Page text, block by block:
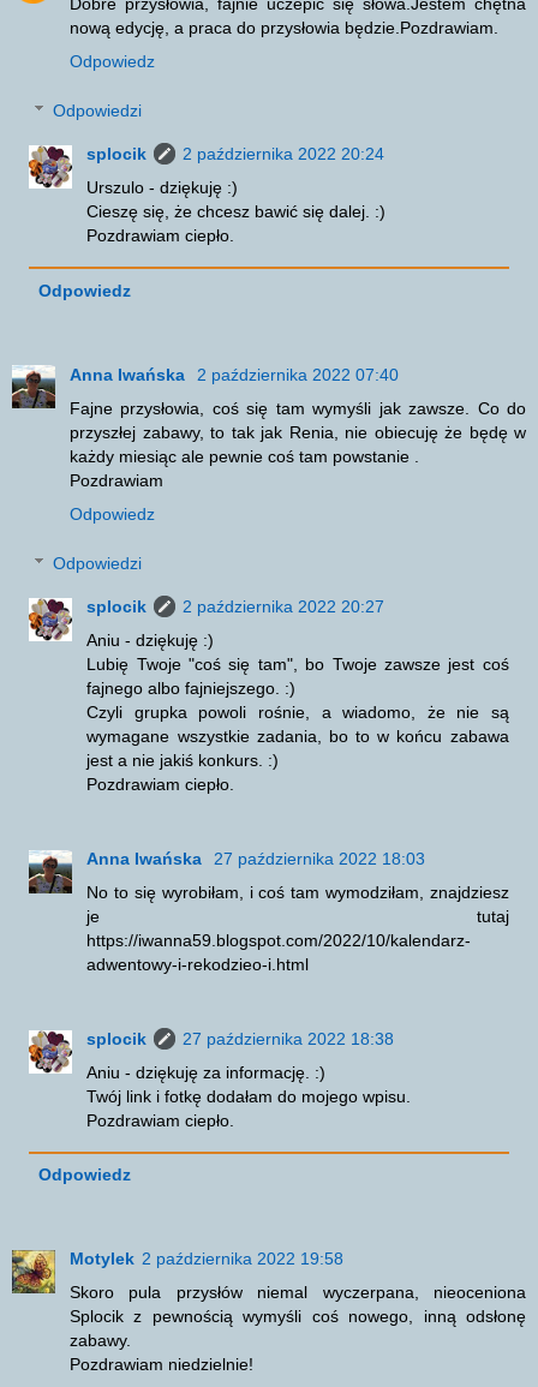
nową edycję, a praca do przysłowia będzie.Pozdrawiam.
Odpowiedz
Odpowiedzi
splocik
2 października 2022 20:24
Urszulo - dziękuję :)
Cieszę się, że chcesz bawić się dalej. :)
Pozdrawiam ciepło.
Odpowiedz
Anna Iwańska
2 października 2022 07:40
Fajne przysłowia, coś się tam wymyśli jak zawsze. Co do
przyszłej zabawy, to tak jak Renia, nie obiecuję że będę w
każdy miesiąc ale pewnie coś tam powstanie .
Pozdrawiam
Odpowiedz
Odpowiedzi
splocik
2 października 2022 20:27
Aniu - dziękuję :)
Lubię Twoje "coś się tam", bo Twoje zawsze jest coś
fajnego albo fajniejszego. :)
Czyli grupka powoli rośnie, a wiadomo, że nie są
wymagane wszystkie zadania, bo to w końcu zabawa
jest a nie jakiś konkurs. :)
Pozdrawiam ciepło.
Anna Iwańska
27 października 2022 18:03
No to się wyrobiłam, i coś tam wymodziłam, znajdziesz
je tutaj
https://iwanna59.blogspot.com/2022/10/kalendarz-
adwentowy-i-rekodzieo-i.html
splocik
27 października 2022 18:38
Aniu - dziękuję za informację. :)
Twój link i fotkę dodałam do mojego wpisu.
Pozdrawiam ciepło.
Odpowiedz
Motylek 2 października 2022 19:58
Skoro pula przysłów niemal wyczerpana, nieoceniona
Splocik z pewnością wymyśli coś nowego, inną odsłonę
zabawy.
Pozdrawiam niedzielnie!